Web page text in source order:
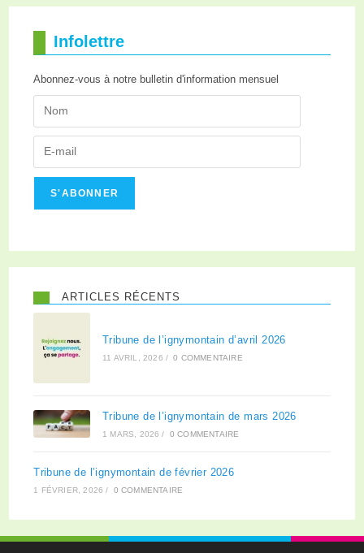
Infolettre
Abonnez-vous à notre bulletin d'information mensuel
S'ABONNER
ARTICLES RÉCENTS
Tribune de l’ignymontain d’avril 2026
11 AVRIL, 2026 / 0 COMMENTAIRE
Tribune de l’ignymontain de mars 2026
1 MARS, 2026 / 0 COMMENTAIRE
Tribune de l’ignymontain de février 2026
1 FÉVRIER, 2026 / 0 COMMENTAIRE